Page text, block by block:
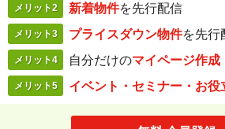
メリット2 新着物件を先行配信
メリット3 プライスダウン物件を先行
メリット4 自分だけのマイページ作成
メリット5 イベント・セミナー・ お役